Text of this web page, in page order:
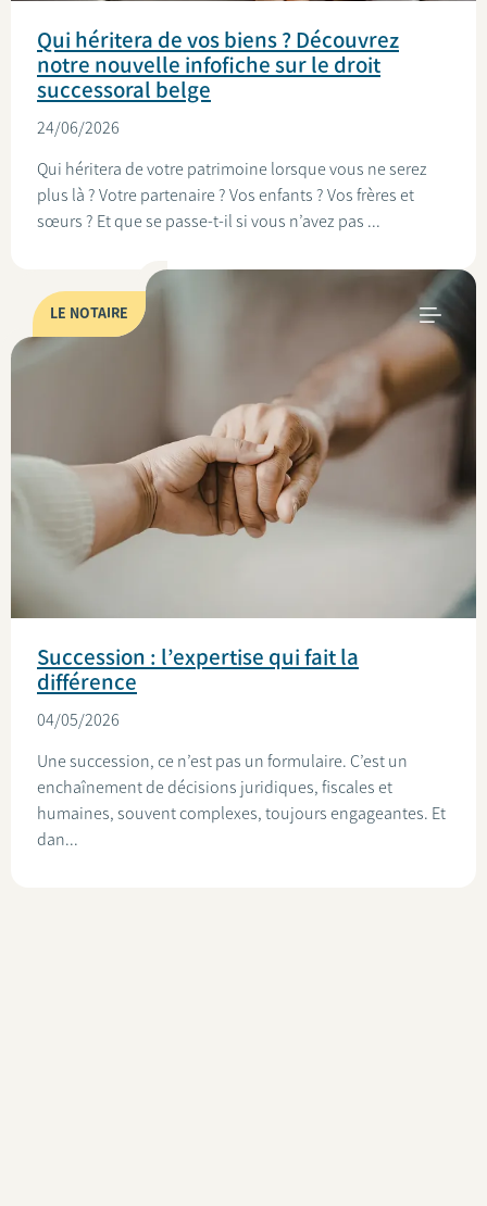
Qui héritera de vos biens ? Découvrez
notre nouvelle infofiche sur le droit
successoral belge
24/06/2026
Qui héritera de votre patrimoine lorsque vous ne serez
plus là ? Votre partenaire ? Vos enfants ? Vos frères et
sœurs ? Et que se passe-t-il si vous n’avez pas ...
LE NOTAIRE
Succession : l’expertise qui fait la
différence
04/05/2026
Une succession, ce n’est pas un formulaire. C’est un
enchaînement de décisions juridiques, fiscales et
humaines, souvent complexes, toujours engageantes. Et
dan...